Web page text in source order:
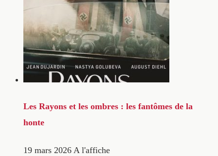
Les Rayons et les ombres : les fantômes de la
honte
19 mars 2026 A l'affiche